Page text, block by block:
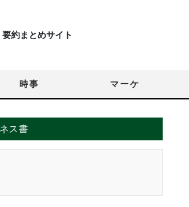
約まとめサイト
時事 マーケ
ス書